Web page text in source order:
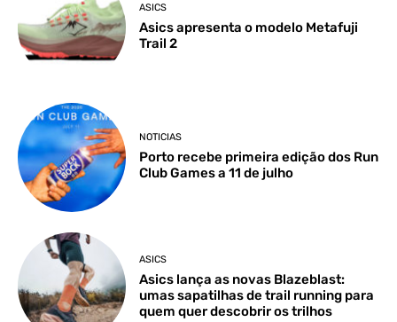
ASICS
Asics apresenta o modelo Metafuji
Trail 2
NOTICIAS
Porto recebe primeira edição dos Run
Club Games a 11 de julho
ASICS
Asics lança as novas Blazeblast:
umas sapatilhas de trail running para
quem quer descobrir os trilhos